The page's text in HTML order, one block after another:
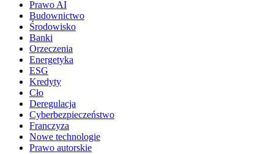
Prawo AI
Budownictwo
Środowisko
Banki
Orzeczenia
Energetyka
ESG
Kredyty
Cło
Deregulacja
Cyberbezpieczeństwo
Franczyza
Nowe technologie
Prawo autorskie